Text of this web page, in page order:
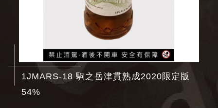
1JMARS-18 駒之岳津貫熟成2020限定版
54%